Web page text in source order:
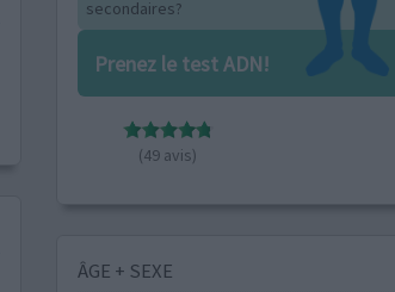
secondaires?
Prenez le test ADN!
(49 avis)
ÂGE + SEXE